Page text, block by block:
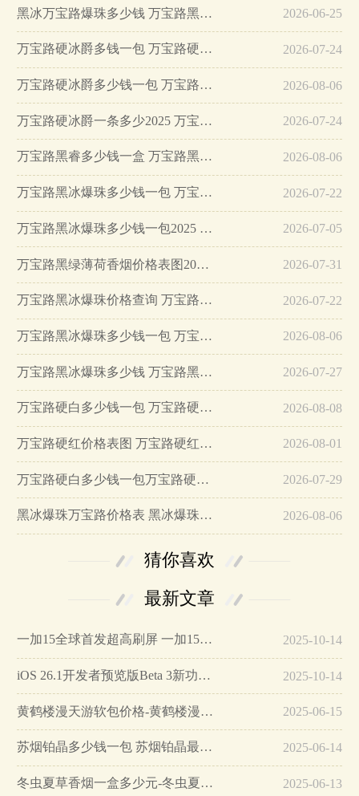
黑冰万宝路爆珠多少钱 万宝路黑爆珠价格表图… 2026-06-25
万宝路硬冰爵多钱一包 万宝路硬冰爵好抽吗… 2026-07-24
万宝路硬冰爵多少钱一包 万宝路硬冰爵好抽吗… 2026-08-06
万宝路硬冰爵一条多少2025 万宝路硬冰爵怎么样… 2026-07-24
万宝路黑睿多少钱一盒 万宝路黑睿怎么样… 2026-08-06
万宝路黑冰爆珠多少钱一包 万宝路黑冰爆珠参数介绍… 2026-07-22
万宝路黑冰爆珠多少钱一包2025 2025万宝路黑冰爆珠行情价… 2026-07-05
万宝路黑绿薄荷香烟价格表图2025版… 2026-07-31
万宝路黑冰爆珠价格查询 万宝路黑冰爆珠价格及参数一览… 2026-07-22
万宝路黑冰爆珠多少钱一包 万宝路黑冰爆珠的价格及图片一览… 2026-08-06
万宝路黑冰爆珠多少钱 万宝路黑冰爆珠怎么看真假… 2026-07-27
万宝路硬白多少钱一包 万宝路硬白口感分析… 2026-08-08
万宝路硬红价格表图 万宝路硬红多少钱… 2026-08-01
万宝路硬白多少钱一包万宝路硬白价格16元/包… 2026-07-29
黑冰爆珠万宝路价格表 黑冰爆珠万宝路多少钱… 2026-08-06
猜你喜欢
最新文章
一加15全球首发超高刷屏 一加15参数详细配置… 2025-10-14
iOS 26.1开发者预览版Beta 3新功能详解… 2025-10-14
黄鹤楼漫天游软包价格-黄鹤楼漫天游软包多少钱一盒… 2025-06-15
苏烟铂晶多少钱一包 苏烟铂晶最新价格… 2025-06-14
冬虫夏草香烟一盒多少元-冬虫夏草香烟一盒多少元2025最新价格… 2025-06-13